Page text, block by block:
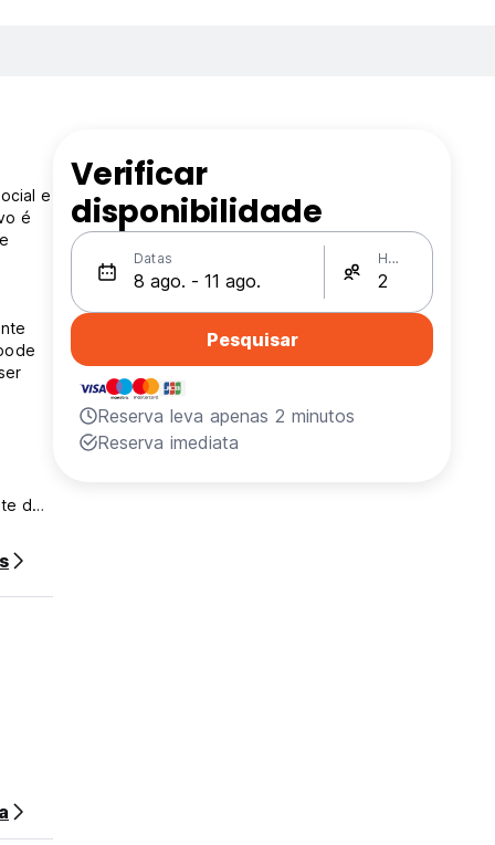
e
é
da
Verificar
disponibilidade
Datas Hóspedes
Pesquisar
Reserva leva apenas 2 minutos
Reserva imediata